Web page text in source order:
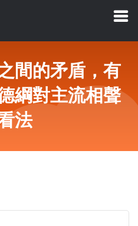
間的矛盾，有
綱對主流相聲
法